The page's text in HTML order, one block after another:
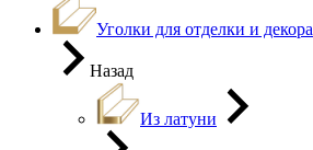
Уголки для отделки и декора
Назад
Из латуни